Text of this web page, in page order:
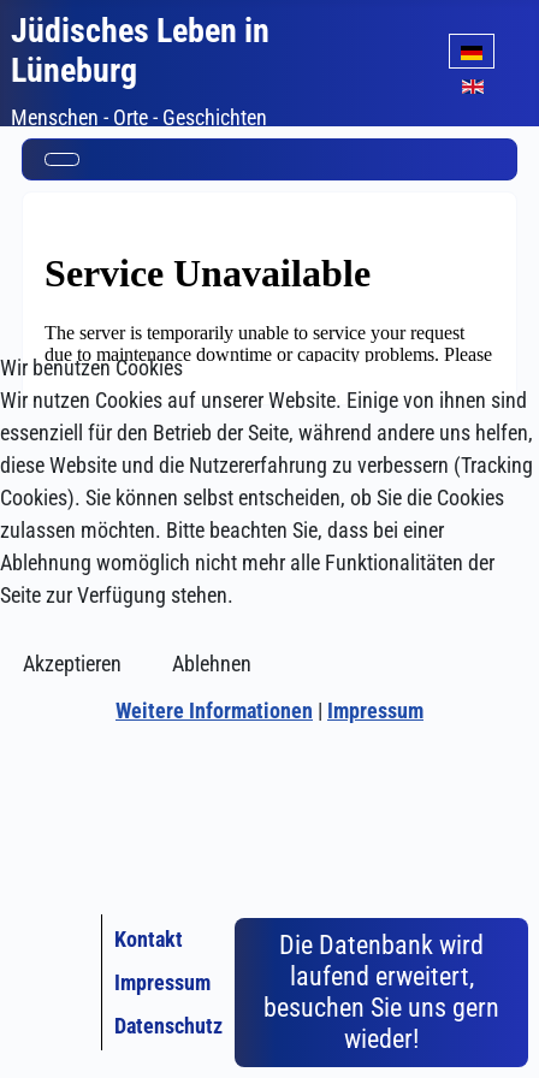
Jüdisches Leben in
Lüneburg
Menschen - Orte - Geschichten
Sprache
Kontakt
Impressum
Datenschutz
Die Datenbank wird
laufend erweitert,
besuchen Sie uns gern
wieder!
Wir benutzen Cookies
Wir nutzen Cookies auf unserer Website. Einige von ihnen sind
essenziell für den Betrieb der Seite, während andere uns helfen,
diese Website und die Nutzererfahrung zu verbessern (Tracking
Cookies). Sie können selbst entscheiden, ob Sie die Cookies
zulassen möchten. Bitte beachten Sie, dass bei einer
Ablehnung womöglich nicht mehr alle Funktionalitäten der
Seite zur Verfügung stehen.
Akzeptieren
Ablehnen
Weitere Informationen | Impressum